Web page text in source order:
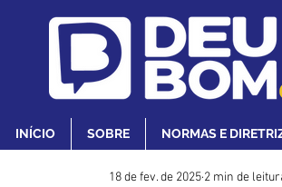
INÍCIO SOBRE NORMAS E
18 de fev. de 2025 2 min de